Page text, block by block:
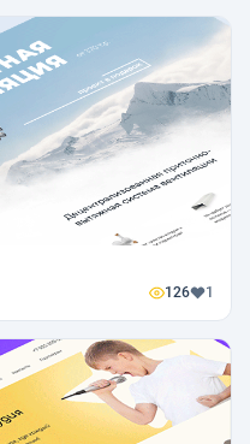
126 1